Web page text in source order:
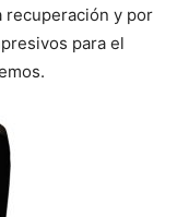
recuperación y por
para el